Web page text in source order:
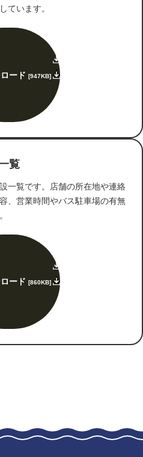
ています。
ード [947KB]
覧
一覧です。店舗の所在地や連絡
、営業時間やバス駐車場の有無
ード [860KB]